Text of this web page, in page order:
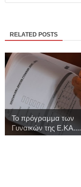
RELATED POSTS
Το πρόγραμμα των
Γυναικών της Ε.ΚΑ....